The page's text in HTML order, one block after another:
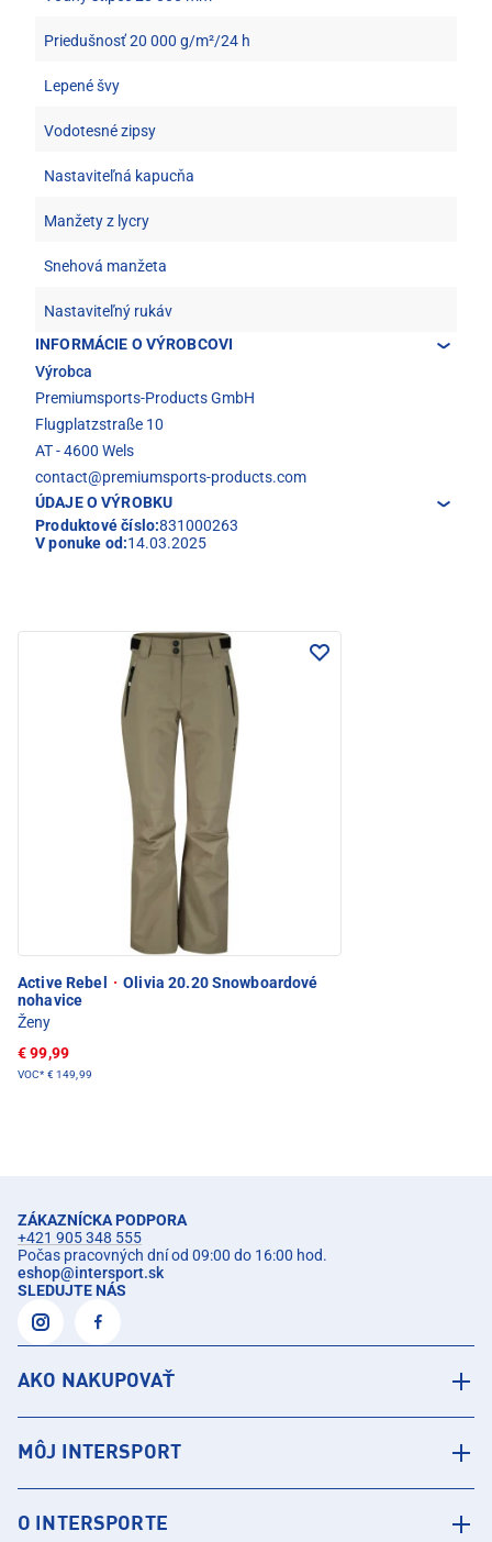
Priedušnosť 20 000 g/m²/24 h
Lepené švy
Vodotesné zipsy
Nastaviteľná kapucňa
Manžety z lycry
Snehová manžeta
Nastaviteľný rukáv
INFORMÁCIE O VÝROBCOVI
Výrobca
Premiumsports-Products GmbH
Flugplatzstraße 10
AT - 4600 Wels
contact@premiumsports-products.com
ÚDAJE O VÝROBKU
Produktové číslo:831000263
V ponuke od:14.03.2025
Active Rebel · Olivia 20.20 Snowboardové
nohavice
Ženy
€ 99,99
VOC* € 149,99
ZÁKAZNÍCKA PODPORA
+421 905 348 555
Počas pracovných dní od 09:00 do 16:00 hod.
eshop@intersport.sk
SLEDUJTE NÁS
AKO NAKUPOVAŤ
MÔJ INTERSPORT
O INTERSPORTE